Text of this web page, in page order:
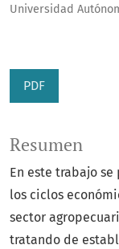
Universidad
PDF
Resumen
En este trabajo
los ciclos
sector
tratando de